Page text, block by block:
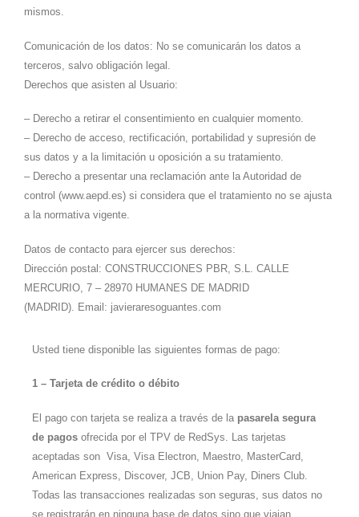
mismos.
Comunicación de los datos: No se comunicarán los datos a
terceros, salvo obligación legal.
Derechos que asisten al Usuario:
– Derecho a retirar el consentimiento en cualquier momento.
– Derecho de acceso, rectificación, portabilidad y supresión de
sus datos y a la limitación u oposición a su tratamiento.
– Derecho a presentar una reclamación ante la Autoridad de
control (www.aepd.es) si considera que el tratamiento no se ajusta
a la normativa vigente.
Datos de contacto para ejercer sus derechos:
Dirección postal: CONSTRUCCIONES PBR, S.L. CALLE
MERCURIO, 7 – 28970 HUMANES DE MADRID
(MADRID). Email: javieraresoguantes.com
Usted tiene disponible las siguientes formas de pago:
1 – Tarjeta de crédito o débito
El pago con tarjeta se realiza a través de la pasarela segura
de pagos ofrecida por el TPV de RedSys. Las tarjetas
aceptadas son Visa, Visa Electron, Maestro, MasterCard,
American Express, Discover, JCB, Union Pay, Diners Club.
Todas las transacciones realizadas son seguras, sus datos no
se registrarán en ninguna base de datos sino que viajan